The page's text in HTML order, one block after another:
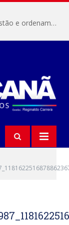
Resex Maracanã avança no processo de gestão e ordenamento do turismo em nossas áreas protegidas.